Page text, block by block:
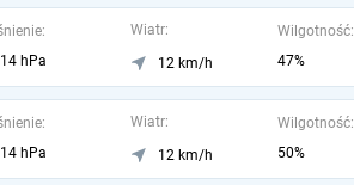
hPa
Wiatr:
12 km/h
Wilgotność:
47%
hPa
Wiatr:
12 km/h
Wilgotność:
50%